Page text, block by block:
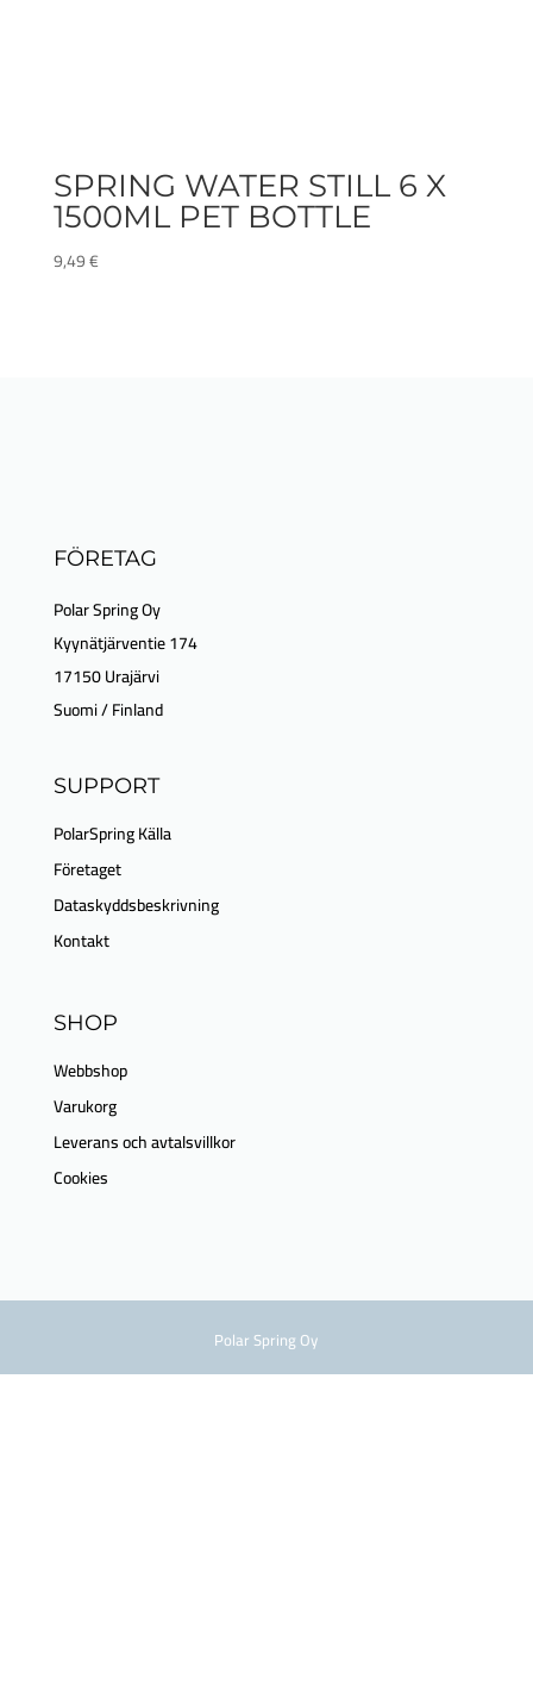
SPRING WATER STILL 6 X
1500ML PET BOTTLE
9,49€
FÖRETAG
Polar Spring Oy
Kyynätjärventie 174
17150 Urajärvi
Suomi / Finland
SUPPORT
PolarSpring Källa
Företaget
Dataskyddsbeskrivning
Kontakt
SHOP
Webbshop
Varukorg
Leverans och avtalsvillkor
Cookies
Polar Spring Oy